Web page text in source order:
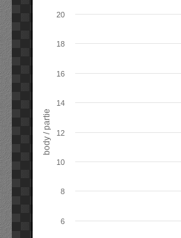
body / partie
6
8
10
12
14
16
18
20